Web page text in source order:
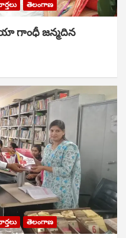
తెలంగాణ
గాంధీ జ‌న్మ‌దిన
తెలంగాణ